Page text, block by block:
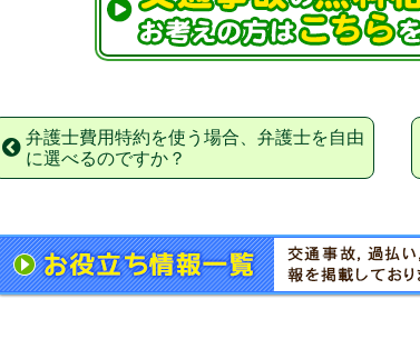
弁護士費用特約を使う場合、弁護士を自由
に選べるのですか？